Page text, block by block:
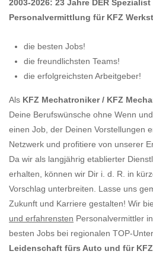
2003-2026: 23 Jahre DER
Personalvermittlung für KFZ
die besten Jobs!
die freundlichsten Teams!
die erfolgreichsten Arbeitgeber!
Als KFZ Mechatroniker / KFZ
Deine Berufswünsche ohne Wenn
einen Job, der Deinen Vorstellungen
Netzwerk und profitiere von unserer
Da wir als langjährig etablierter
erhalten, können wir Dir i. d. R. in
Vorschlag unterbreiten. Lasse uns
Zukunft und Karriere gestalten! Wir
und erfahrensten Personalvermittler
besten Jobs bei regionalen TOP-
Leidenschaft fürs Auto und für